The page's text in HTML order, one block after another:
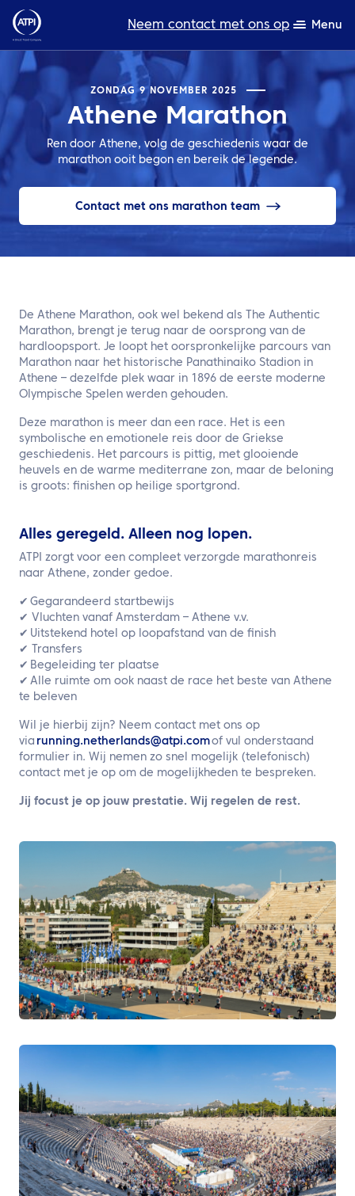
Neem contact met ons op Menu
Deskundigheid
Bronnen
Over ons
Producten
Neem contact met ons op
NL
ZONDAG 9 NOVEMBER 2025
Athene Marathon
Ren door Athene, volg de geschiedenis waar de
marathon ooit begon en bereik de legende.
Contact met ons marathon team
De Athene Marathon, ook wel bekend als The Authentic
Marathon, brengt je terug naar de oorsprong van de
hardloopsport. Je loopt het oorspronkelijke parcours van
Marathon naar het historische Panathinaiko Stadion in
Athene – dezelfde plek waar in 1896 de eerste moderne
Olympische Spelen werden gehouden.
Deze marathon is meer dan een race. Het is een
symbolische en emotionele reis door de Griekse
geschiedenis. Het parcours is pittig, met glooiende
heuvels en de warme mediterrane zon, maar de beloning
is groots: finishen op heilige sportgrond.
Alles geregeld. Alleen nog lopen.
ATPI zorgt voor een compleet verzorgde marathonreis
naar Athene, zonder gedoe.
✔ Gegarandeerd startbewijs
✔ Vluchten vanaf Amsterdam – Athene v.v.
✔ Uitstekend hotel op loopafstand van de finish
✔ Transfers
✔ Begeleiding ter plaatse
✔ Alle ruimte om ook naast de race het beste van Athene
te beleven
Wil je hierbij zijn? Neem contact met ons op
via running.netherlands@atpi.comof vul onderstaand
formulier in. Wij nemen zo snel mogelijk (telefonisch)
contact met je op om de mogelijkheden te bespreken.
Jij focust je op jouw prestatie. Wij regelen de rest.